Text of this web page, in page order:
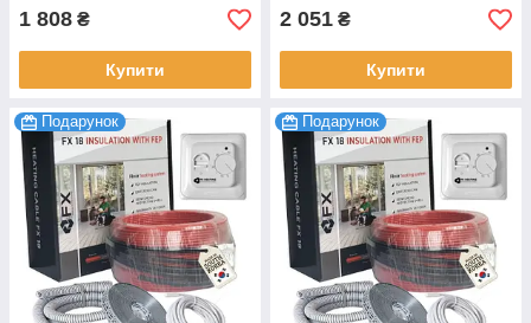
1 808 ₴
Купити
2 051 ₴
Купити
Подарунок Подарунок